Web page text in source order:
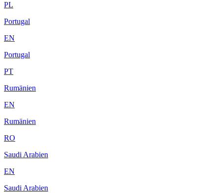
PL
Portugal
EN
Portugal
PT
Rumänien
EN
Rumänien
RO
Saudi Arabien
EN
Saudi Arabien